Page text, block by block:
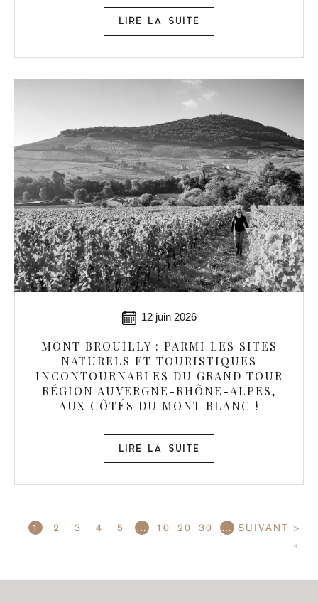
LIRE LA SUITE
12 juin 2026
MONT BROUILLY : PARMI LES SITES
NATURELS ET TOURISTIQUES
INCONTOURNABLES DU GRAND TOUR
RÉGION AUVERGNE-RHÔNE-ALPES,
AUX CÔTÉS DU MONT BLANC !
LIRE LA SUITE
1 2 3 4 5 … 10 20 30 …
SUIVANT >
»